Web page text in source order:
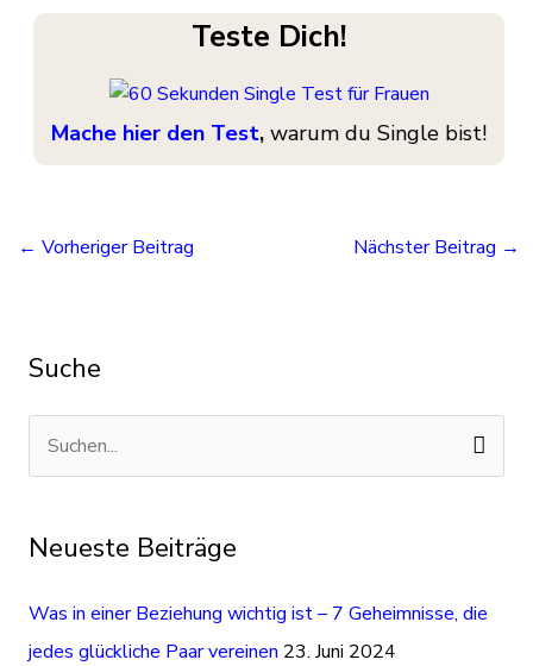
Suche
h
e
n
Neueste Beiträge
Was in einer Beziehung wichtig ist – 7 Geheimnisse, die
jedes glückliche Paar vereinen 23. Juni 2024
Teste Dich!
Mache hier den Test, warum du Single bist!
← Vorheriger Beitrag Nächster Beitrag →